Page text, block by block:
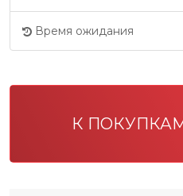
Время ожидания
К